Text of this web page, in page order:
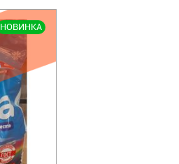
НОВИНКА